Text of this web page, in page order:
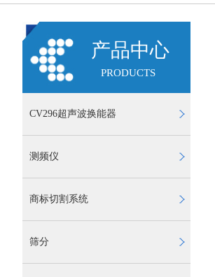
产品中心
PRODUCTS
CV296超声波换能器
测频仪
商标切割系统
筛分